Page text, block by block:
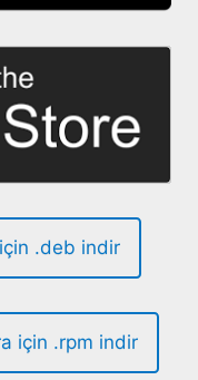
.deb indir
için .rpm indir